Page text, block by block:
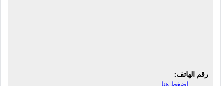
رقم الهاتف:
إضغط هنا